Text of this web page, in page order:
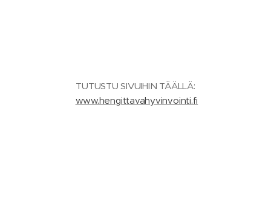
TUTUSTU SIVUIHIN TÄÄLLÄ:
www.hengittavahyvinvointi.fi